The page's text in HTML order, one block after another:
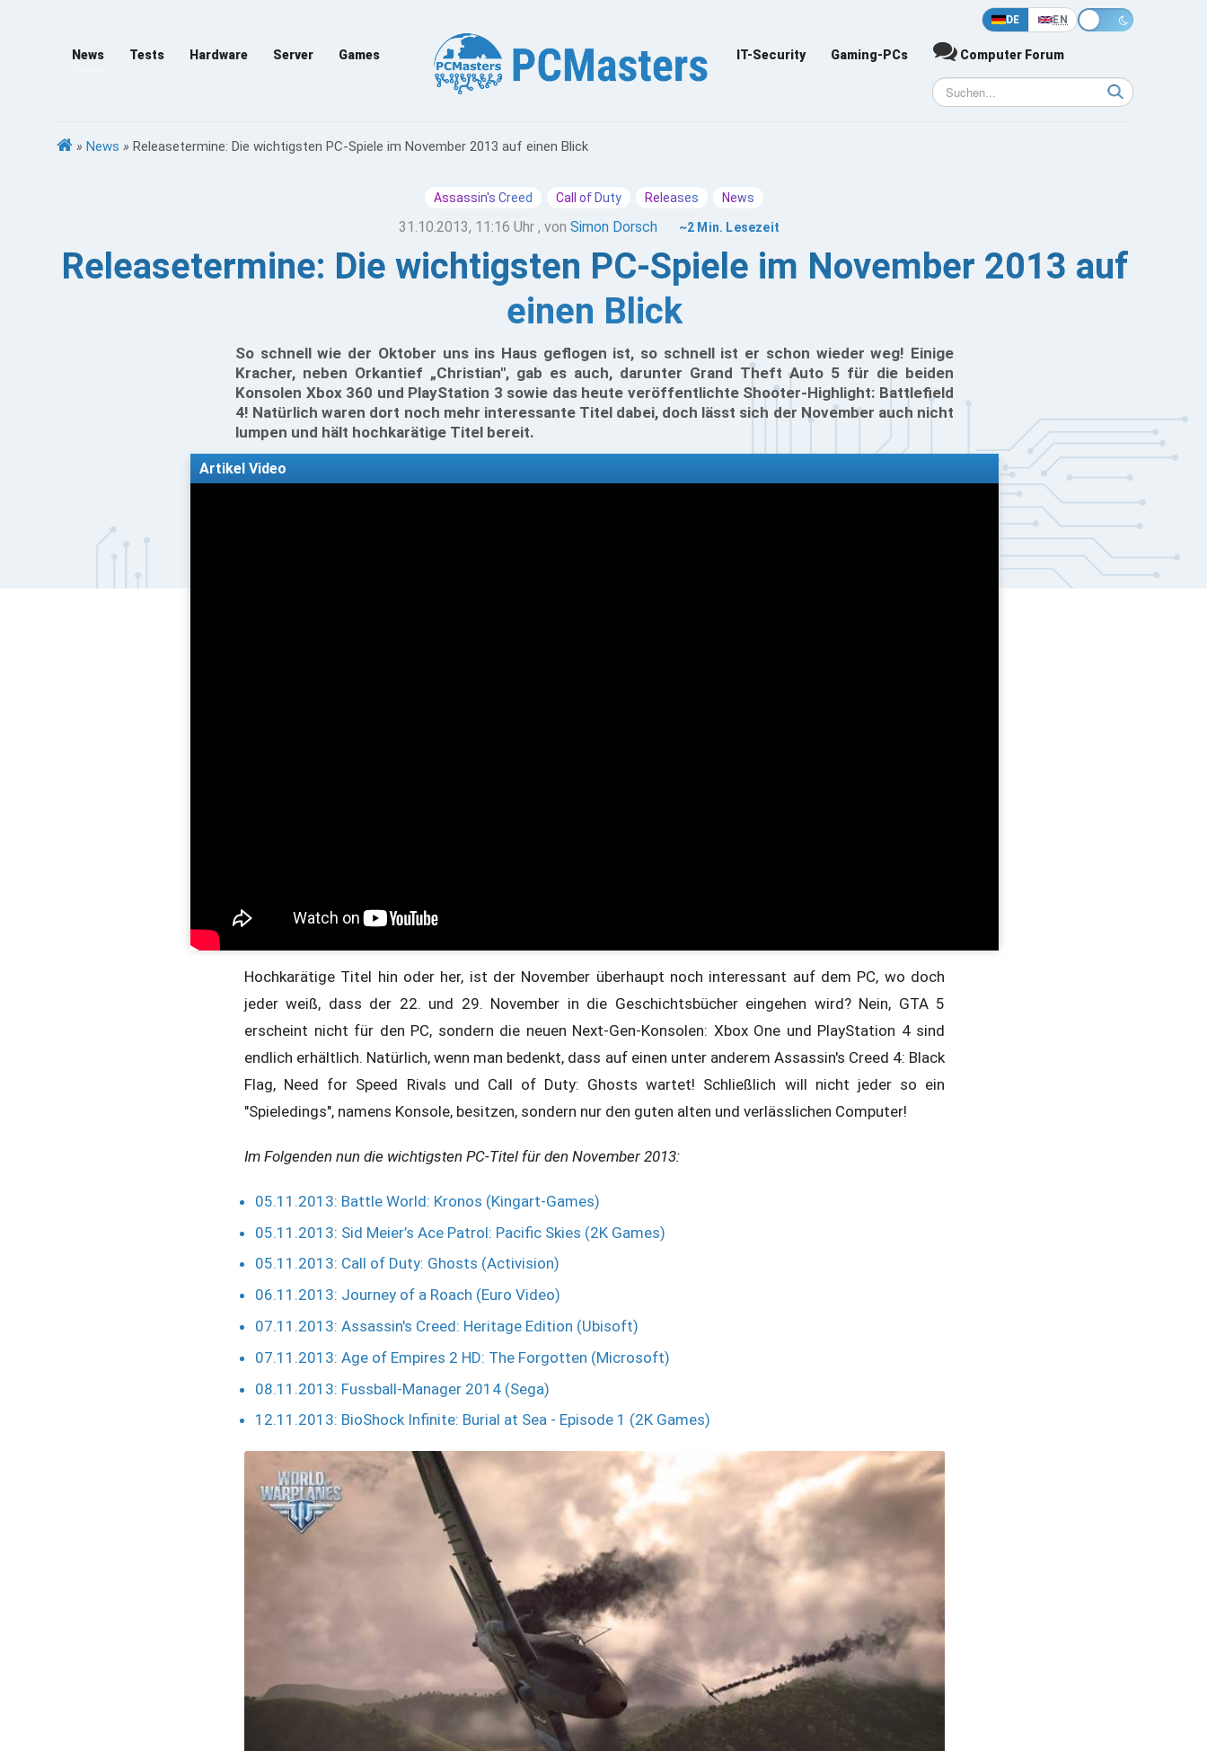
DE EN
News Tests Hardware Server Games IT-Security Gaming-PCs Computer Forum
» News » Releasetermine: Die wichtigsten PC-Spiele im November 2013 auf einen Blick
Assassin's Creed Call of Duty Releases News
31.10.2013, 11:16 Uhr , von Simon Dorsch ~2 Min. Lesezeit
Releasetermine: Die wichtigsten PC-Spiele im November 2013 auf
einen Blick
So schnell wie der Oktober uns ins Haus geflogen ist, so schnell ist er schon wieder weg! Einige
Kracher, neben Orkantief „Christian", gab es auch, darunter Grand Theft Auto 5 für die beiden
Konsolen Xbox 360 und PlayStation 3 sowie das heute veröffentlichte Shooter-Highlight: Battlefield
4! Natürlich waren dort noch mehr interessante Titel dabei, doch lässt sich der November auch nicht
lumpen und hält hochkarätige Titel bereit.
Artikel Video
Hochkarätige Titel hin oder her, ist der November überhaupt noch interessant auf dem PC, wo doch
jeder weiß, dass der 22. und 29. November in die Geschichtsbücher eingehen wird? Nein, GTA 5
erscheint nicht für den PC, sondern die neuen Next-Gen-Konsolen: Xbox One und PlayStation 4 sind
endlich erhältlich. Natürlich, wenn man bedenkt, dass auf einen unter anderem Assassin's Creed 4: Black
Flag, Need for Speed Rivals und Call of Duty: Ghosts wartet! Schließlich will nicht jeder so ein
"Spieledings", namens Konsole, besitzen, sondern nur den guten alten und verlässlichen Computer!
Im Folgenden nun die wichtigsten PC-Titel für den November 2013:
05.11.2013: Battle World: Kronos (Kingart-Games)
05.11.2013: Sid Meier’s Ace Patrol: Pacific Skies (2K Games)
05.11.2013: Call of Duty: Ghosts (Activision)
06.11.2013: Journey of a Roach (Euro Video)
07.11.2013: Assassin's Creed: Heritage Edition (Ubisoft)
07.11.2013: Age of Empires 2 HD: The Forgotten (Microsoft)
08.11.2013: Fussball-Manager 2014 (Sega)
12.11.2013: BioShock Infinite: Burial at Sea - Episode 1 (2K Games)